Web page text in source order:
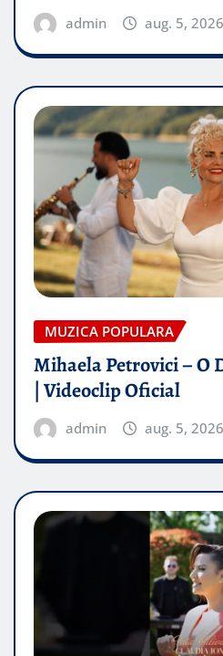
admin aug. 5, 2026
MUZICA POPULARA
Mihaela Petrovici – O
| Videoclip Oficial
admin aug. 5, 2026